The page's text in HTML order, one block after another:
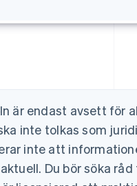
är endast avsett för
inte tolkas som
inte att
Du bör söka